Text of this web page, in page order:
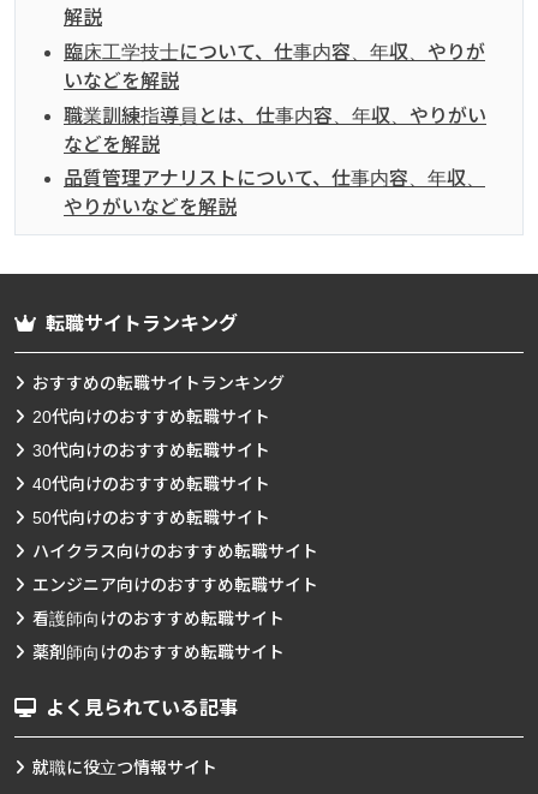
解説
臨床工学技士について、仕事内容、年収、やりが
いなどを解説
職業訓練指導員とは、仕事内容、年収、やりがい
などを解説
品質管理アナリストについて、仕事内容、年収、
やりがいなどを解説
転職サイトランキング
おすすめの転職サイトランキング
20代向けのおすすめ転職サイト
30代向けのおすすめ転職サイト
40代向けのおすすめ転職サイト
50代向けのおすすめ転職サイト
ハイクラス向けのおすすめ転職サイト
エンジニア向けのおすすめ転職サイト
看護師向けのおすすめ転職サイト
薬剤師向けのおすすめ転職サイト
よく見られている記事
就職に役立つ情報サイト